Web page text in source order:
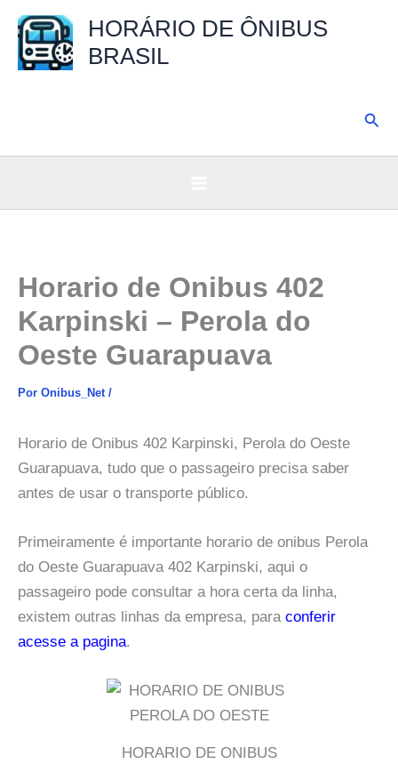
para
HORÁRIO DE ÔNIBUS
BRASIL
Horario de Onibus 402
Karpinski – Perola do
Oeste Guarapuava
Por Onibus_Net /
Horario de Onibus 402 Karpinski, Perola do Oeste
Guarapuava, tudo que o passageiro precisa saber
antes de usar o transporte público.
Primeiramente é importante horario de onibus Perola
do Oeste Guarapuava 402 Karpinski, aqui o
passageiro pode consultar a hora certa da linha,
existem outras linhas da empresa, para conferir
acesse a pagina.
HORARIO DE ONIBUS